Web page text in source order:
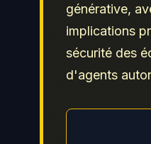
générative,
implications
sécurité des
d'agents